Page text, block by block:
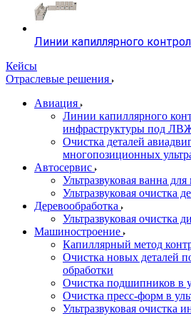
Линии капиллярного
Кейсы
Отраслевые решения
Авиация
Линии капиллярного
инфраструктуры под
Очистка деталей
многопозиционных
Автосервис
Ультразвуковая ванна
Ультразвуковая очистка
Деревообработка
Ультразвуковая очистка
Машиностроение
Капиллярный метод
Очистка новых деталей
обработки
Очистка подшипников в
Очистка пресс-форм в
Ультразвуковая очистка